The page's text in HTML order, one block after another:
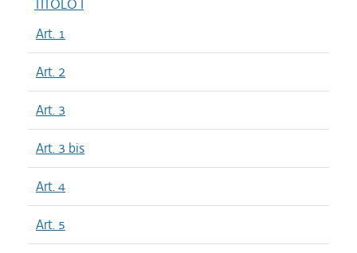
TITOLO I
Art. 1
Art. 2
Art. 3
Art. 3 bis
Art. 4
Art. 5